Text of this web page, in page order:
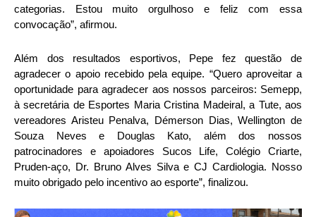
categorias. Estou muito orgulhoso e feliz com essa
convocação”, afirmou.
Além dos resultados esportivos, Pepe fez questão de
agradecer o apoio recebido pela equipe. “Quero aproveitar a
oportunidade para agradecer aos nossos parceiros: Semepp,
à secretária de Esportes Maria Cristina Madeiral, a Tute, aos
vereadores Aristeu Penalva, Démerson Dias, Wellington de
Souza Neves e Douglas Kato, além dos nossos
patrocinadores e apoiadores Sucos Life, Colégio Criarte,
Pruden-aço, Dr. Bruno Alves Silva e CJ Cardiologia. Nosso
muito obrigado pelo incentivo ao esporte”, finalizou.